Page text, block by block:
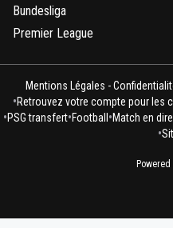
Bundesliga
Premier League
Mentions Légales -
•Retrouvez votre compte pour les
•PSG transfert•Football •Match en
•